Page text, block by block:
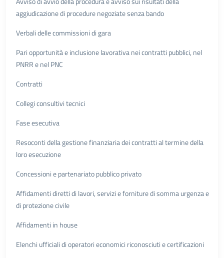
aggiudicazione di procedure negoziate senza bando
Verbali delle commissioni di gara
Pari opportunità e inclusione lavorativa nei contratti pubblici, nel
PNRR e nel PNC
Contratti
Collegi consultivi tecnici
Fase esecutiva
Resoconti della gestione finanziaria dei contratti al termine della
loro esecuzione
Concessioni e partenariato pubblico privato
Affidamenti diretti di lavori, servizi e forniture di somma urgenza e
di protezione civile
Affidamenti in house
Elenchi ufficiali di operatori economici riconosciuti e certificazioni